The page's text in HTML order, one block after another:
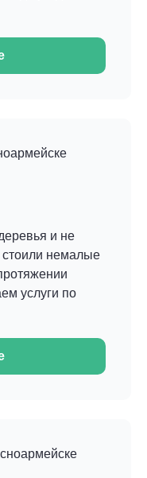
и не
стоили немалые
услуги по